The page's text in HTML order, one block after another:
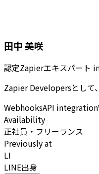
田中 美咲
認定Zapierエキスパート
Zapier Developersとして
WebhooksAPI integration
Availability
正社員・フリーランス
Previously at
LI
LINE出身